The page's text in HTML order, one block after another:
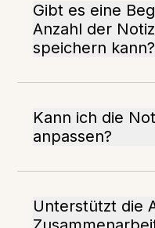
Gibt es eine
Anzahl der
speichern kann?
Kann ich die
anpassen?
Unterstützt die